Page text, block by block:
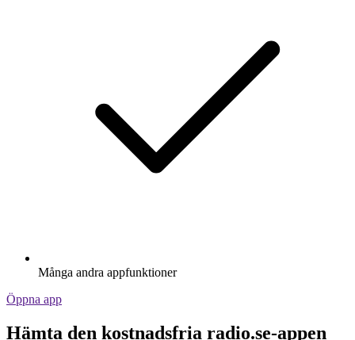
Många andra appfunktioner
Öppna app
Hämta den kostnadsfria radio.se-appen